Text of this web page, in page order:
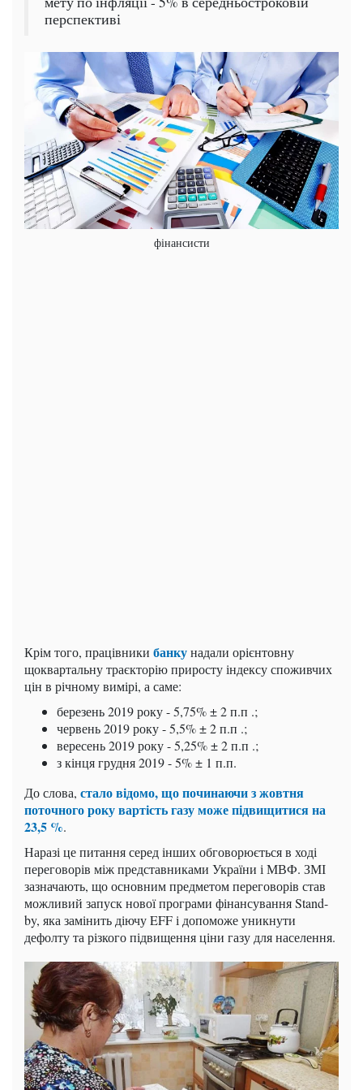
перспективі
фінансисти
Крім того, працівники банкунадали орієнтовну
щоквартальну траєкторію приросту індексу споживчих
цін в річному вимірі, а саме:
березень 2019 року - 5,75% ± 2 п.п .;
червень 2019 року - 5,5% ± 2 п.п .;
вересень 2019 року - 5,25% ± 2 п.п .;
з кінця грудня 2019 - 5% ± 1 п.п.
До слова, стало відомо, що починаючи з жовтня
поточного року вартість газу може підвищитися на
23,5 %.
Наразі це питання серед інших обговорюється в ході
переговорів між представниками України і МВФ. ЗМІ
зазначають, що основним предметом переговорів став
можливий запуск нової програми фінансування Stand-
by, яка замінить діючу EFF і допоможе уникнути
дефолту та різкого підвищення ціни газу для населення.